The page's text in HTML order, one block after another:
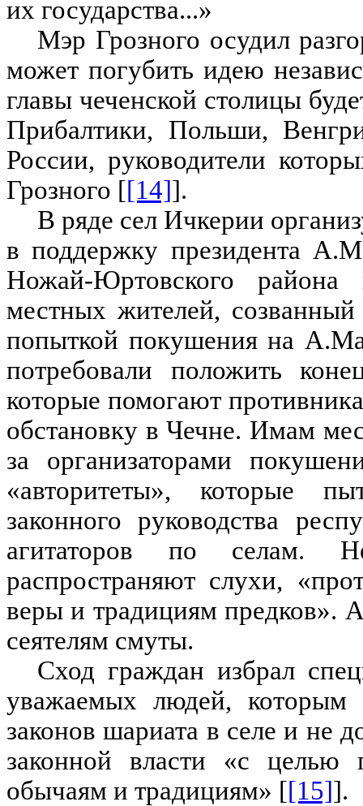
их государства...»
Мэр Грозного осудил
может погубить идею
главы чеченской столицы
Прибалтики, Польши,
России, руководители
Грозного [[14]].
В ряде сел Ичкерии
в поддержку президента
Ножай-Юртовского района
местных жителей,
попыткой покушения на
потребовали положить
которые помогают
обстановку в Чечне. Имам
за организаторами
«авторитеты», которые
законного руководства
агитаторов по селам.
распространяют слухи,
веры и традициям предков».
сеятелям смуты.
Сход граждан избрал
уважаемых людей, которым
законов шариата в селе и не
законной власти «с целью
обычаям и традициям» [[15]].